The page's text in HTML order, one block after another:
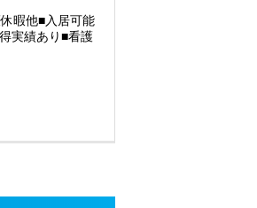
暇他■入居可能
実績あり■看護